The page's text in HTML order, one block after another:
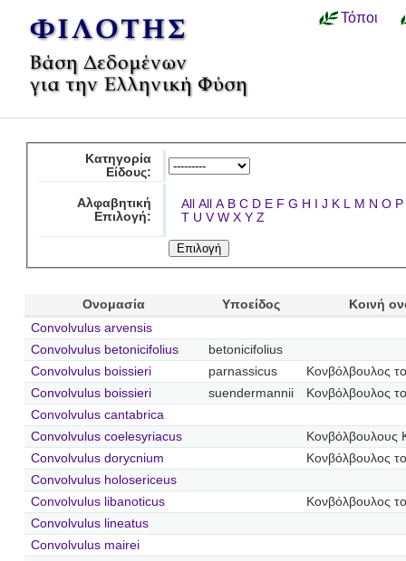
Τόποι
Κατηγορία
Είδους:
Αλφαβητική
Επιλογή:
All All A B C D E F G H I J K L M N O P
T U V W X Y Z
Ονομασία Υποείδος
Κοινή
Convolvulus arvensis
Convolvulus betonicifolius
betonicifolius
Convolvulus boissieri
parnassicus
Κονβόλβουλος
Convolvulus boissieri
suendermannii
Κονβόλβουλος
Convolvulus cantabrica
Convolvulus coelesyriacus
Κονβόλβουλους
Convolvulus dorycnium
Κονβόλβουλος
Convolvulus holosericeus
Convolvulus libanoticus
Κονβόλβουλος
Convolvulus lineatus
Convolvulus mairei